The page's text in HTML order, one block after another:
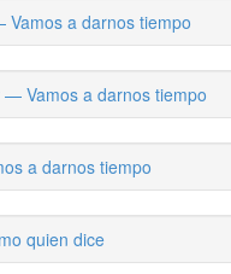
a darnos tiempo
— Vamos a darnos tiempo
a darnos tiempo
quien dice